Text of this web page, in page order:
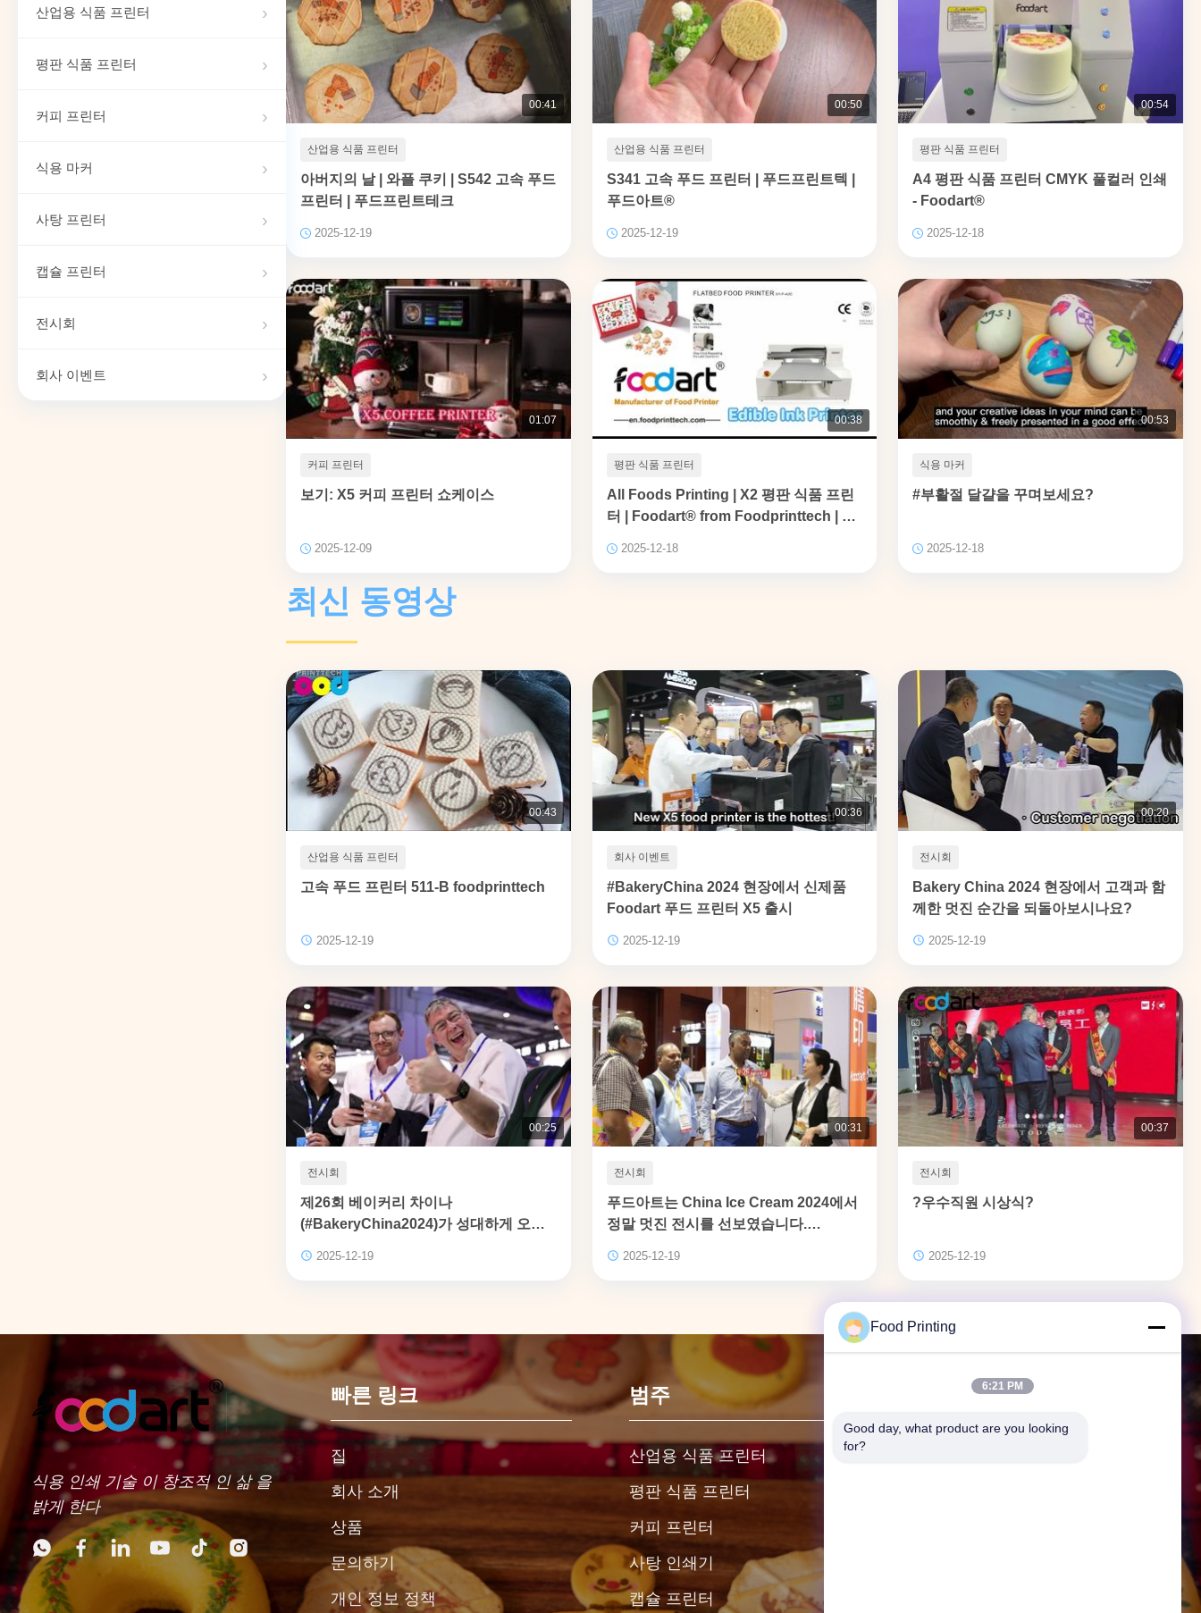
산업용 식품 프린터
평판 식품 프린터
커피 프린터
식용 마커
사탕 프린터
캡슐 프린터
전시회
회사 이벤트
00:41
산업용 식품 프린터
아버지의 날 | 와플 쿠키 | S542 고속 푸드
프린터 | 푸드프린트테크
2025-12-19
00:50
산업용 식품 프린터
S341 고속 푸드 프린터 | 푸드프린트텍 |
푸드아트®
2025-12-19
00:54
평판 식품 프린터
A4 평판 식품 프린터 CMYK 풀컬러 인쇄
- Foodart®
2025-12-18
01:07
커피 프린터
보기: X5 커피 프린터 쇼케이스
2025-12-09
00:38
평판 식품 프린터
All Foods Printing | X2 평판 식품 프린
터 | Foodart® from Foodprinttech | 메
2025-12-18
00:53
식용 마커
#부활절 달걀을 꾸며보세요?
2025-12-18
최신 동영상
00:43
산업용 식품 프린터
고속 푸드 프린터 511-B foodprinttech
2025-12-19
00:36
회사 이벤트
#BakeryChina 2024 현장에서 신제품
Foodart 푸드 프린터 X5 출시
2025-12-19
00:20
전시회
Bakery China 2024 현장에서 고객과 함
께한 멋진 순간을 되돌아보시나요?
2025-12-19
00:25
전시회
제26회 베이커리 차이나
(#BakeryChina2024)가 성대하게 오픈
2025-12-19
00:31
전시회
푸드아트는 China Ice Cream 2024에서
정말 멋진 전시를 선보였습니다.
2025-12-19
00:37
전시회
?우수직원 시상식?
2025-12-19
식용 인쇄 기술 이 창조적 인 삶 을
밝게 한다
빠른 링크
집
회사 소개
상품
문의하기
개인 정보 정책
범주
산업용 식품 프린터
평판 식품 프린터
커피 프린터
사탕 인쇄기
캡슐 프린터
문의하기
Food Printing
6:21 PM
Good day, what product are you looking
for?